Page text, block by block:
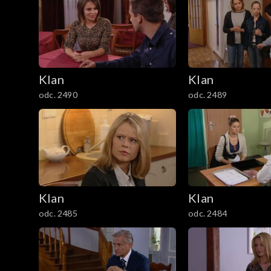
3801–3900
3701–3800
3601–3700
3501–3600
3401–3500
3301–3400
3201–3300
Klan
odc. 2490
Klan
odc. 2489
Klan
odc. 2485
Klan
odc. 2484